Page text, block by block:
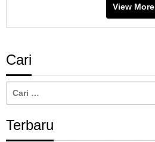
View More
Cari
Terbaru